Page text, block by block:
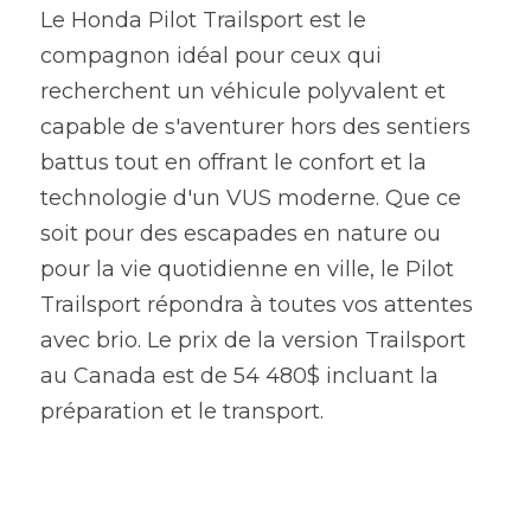
Le Honda Pilot Trailsport est le
compagnon idéal pour ceux qui
recherchent un véhicule polyvalent et
capable de s'aventurer hors des sentiers
battus tout en offrant le confort et la
technologie d'un VUS moderne. Que ce
soit pour des escapades en nature ou
pour la vie quotidienne en ville, le Pilot
Trailsport répondra à toutes vos attentes
avec brio. Le prix de la version Trailsport
au Canada est de 54 480$ incluant la
préparation et le transport.